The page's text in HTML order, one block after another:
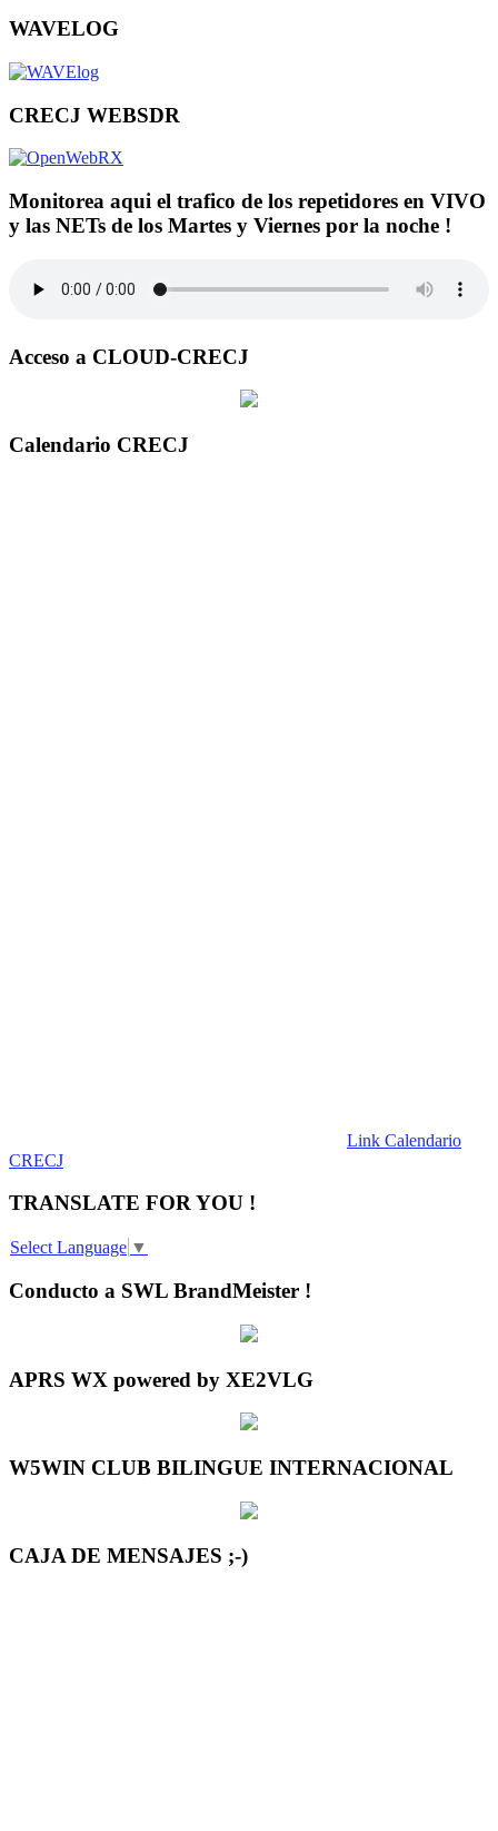
WAVELOG
CRECJ WEBSDR
Monitorea aqui el trafico de los repetidores en VIVO
y las NETs de los Martes y Viernes por la noche !
Acceso a CLOUD-CRECJ
Calendario CRECJ
Link Calendario
CRECJ
TRANSLATE FOR YOU !
Select Language ▼
Conducto a SWL BrandMeister !
APRS WX powered by XE2VLG
W5WIN CLUB BILINGUE INTERNACIONAL
CAJA DE MENSAJES ;-)